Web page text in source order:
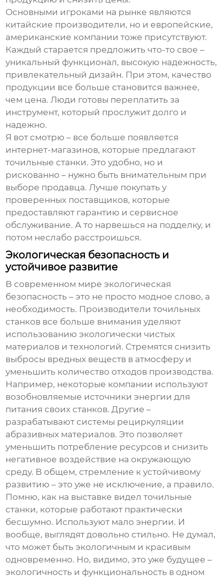
Основными игроками на рынке являются
китайские производители, но и европейские,
американские компании тоже присутствуют.
Каждый старается предложить что-то свое –
уникальный функционал, высокую надежность,
привлекательный дизайн. При этом, качество
продукции все больше становится важнее,
чем цена. Люди готовы переплатить за
инструмент, который прослужит долго и
надежно.
Я вот смотрю – все больше появляется
интернет-магазинов, которые предлагают
точильные станки. Это удобно, но и
рискованно – нужно быть внимательным при
выборе продавца. Лучше покупать у
проверенных поставщиков, которые
предоставляют гарантию и сервисное
обслуживание. А то нарвешься на подделку, и
потом неслабо расстроишься.
Экологическая безопасность и
устойчивое развитие
В современном мире экологическая
безопасность – это не просто модное слово, а
необходимость. Производителиточильных
станков все больше внимания уделяют
использованию экологически чистых
материалов и технологий. Стремятся снизить
выбросы вредных веществ в атмосферу и
уменьшить количество отходов производства.
Например, некоторые компании используют
возобновляемые источники энергии для
питания своих станков. Другие –
разрабатывают системы рециркуляции
абразивных материалов. Это позволяет
уменьшить потребление ресурсов и снизить
негативное воздействие на окружающую
среду. В общем, стремление к устойчивому
развитию – это уже не исключение, а правило.
Помню, как на выставке виделточильные
станки, которые работают практически
бесшумно. Используют мало энергии. И
вообще, выглядят довольно стильно. Не думал,
что может быть экологичным и красивым
одновременно. Но, видимо, это уже будущее –
экологичность и функциональность в одном